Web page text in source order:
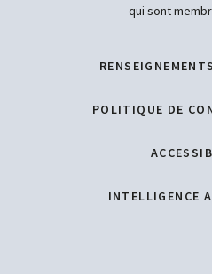
POLITIQUE DE
INTELLIGENCE
qui sont